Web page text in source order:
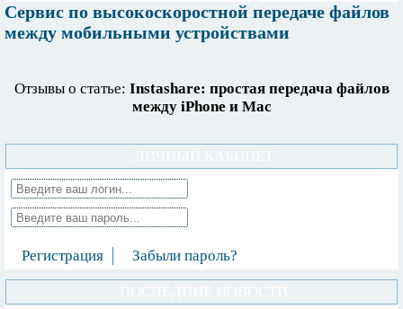
Сервис по высокоскоростной передаче файлов
между мобильными устройствами
Отзывы о статье: Instashare: простая передача файлов
между iPhone и Mac
Регистрация Забыли пароль?